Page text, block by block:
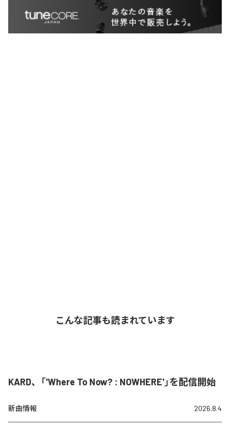
こんな記事も読まれています
KARD、「'Where To Now? : NOWHERE'」を配信開始
新曲情報 2026.8.4